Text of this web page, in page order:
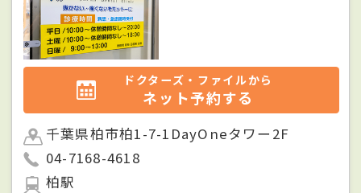
ドクターズ・ファイルから
ネット予約する
千葉県柏市柏1-7-1DayOneタワー2F
04-7168-4618
柏駅